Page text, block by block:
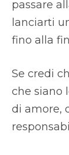
passare
lanciarti
fino alla
Se credi
che siano
di amore,